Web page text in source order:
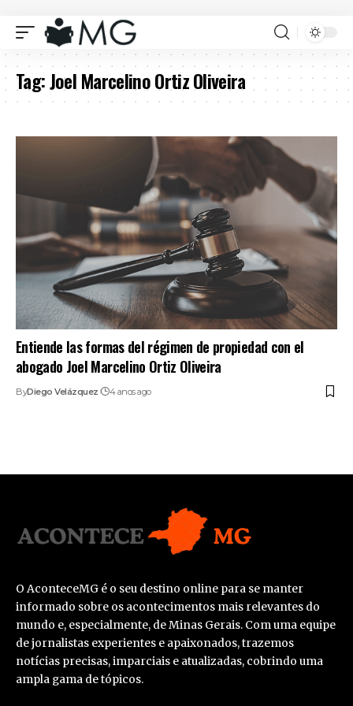
Tag:Joel Marcelino Ortiz Oliveira
Entiende las formas del régimen de propiedad con el
abogado Joel Marcelino Ortiz Oliveira
ByDiego Velázquez 4 anos ago
O AconteceMG é o seu destino online para se manter
informado sobre os acontecimentos mais relevantes do
mundo e, especialmente, de Minas Gerais. Com uma equipe
de jornalistas experientes e apaixonados, trazemos
notícias precisas, imparciais e atualizadas, cobrindo uma
ampla gama de tópicos.